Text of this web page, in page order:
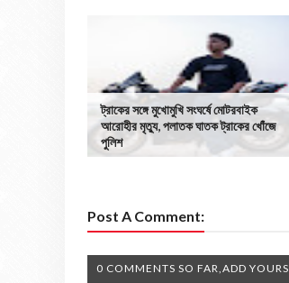
ট্রাকের সঙ্গে মুখোমুখি সংঘর্ষে মোটরবাইক
আরোহীর মৃত্যু, পলাতক ঘাতক ট্রাকের খোঁজে
পুলিশ
Post A Comment:
0 COMMENTS SO FAR,ADD YOURS